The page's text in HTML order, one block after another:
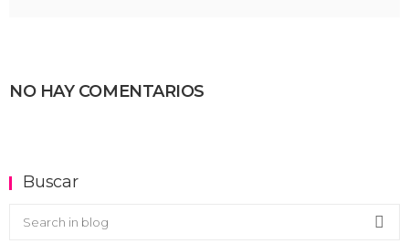
NO HAY COMENTARIOS
Buscar
Buscar en el blog